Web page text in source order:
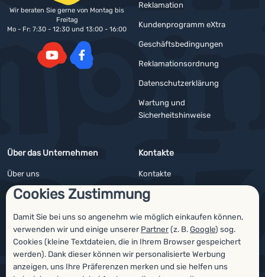
Cookies Zustimmung
Damit Sie bei uns so angenehm wie möglich einkaufen können,
verwenden wir und einige unserer Partner(z. B.Google) sog.
Cookies (kleine Textdateien, die in Ihrem Browser gespeichert
werden). Dank dieser können wir personalisierte Werbung
anzeigen, uns Ihre Präferenzen merken und sie helfen uns
Reklamation
Kundenprogramm eXtra
Geschäftsbedingungen
Reklamationsordnung
Datenschutzerklärung
Wartung und
Sicherheitshinweise
Über das Unternehmen
Über uns
Impressum
4camping4nature
Unsere Tester
Kontakte
Kontakte
Angebote für Firmen und Vereine
Newsletter
Wir beraten Sie gerne von Montag bis
Freitag
Mo - Fr: 7:30 - 12:30 und 13:00 - 16:00